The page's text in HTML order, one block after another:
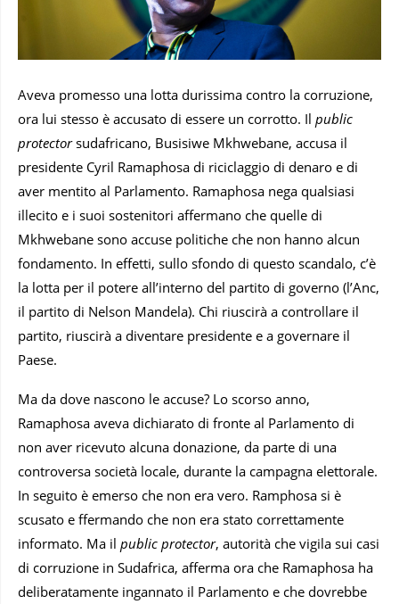
Aveva promesso una lotta durissima contro la corruzione,
ora lui stesso è accusato di essere un corrotto. Il public
protectorsudafricano, Busisiwe Mkhwebane, accusa il
presidente Cyril Ramaphosa di riciclaggio di denaro e di
aver mentito al Parlamento. Ramaphosa nega qualsiasi
illecito e i suoi sostenitori affermano che quelle di
Mkhwebane sono accuse politiche che non hanno alcun
fondamento. In effetti, sullo sfondo di questo scandalo, c’è
la lotta per il potere all’interno del partito di governo (l’Anc,
il partito di Nelson Mandela). Chi riuscirà a controllare il
partito, riuscirà a diventare presidente e a governare il
Paese.
Ma da dove nascono le accuse? Lo scorso anno,
Ramaphosa aveva dichiarato di fronte al Parlamento di
non aver ricevuto alcuna donazione, da parte di una
controversa società locale, durante la campagna elettorale.
In seguito è emerso che non era vero. Ramphosa si è
scusato e ffermando che non era stato correttamente
informato. Ma il public protector, autorità che vigila sui casi
di corruzione in Sudafrica, afferma ora che Ramaphosa ha
deliberatamente ingannato il Parlamento e che dovrebbe